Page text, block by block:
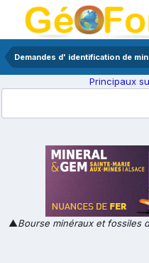
Demandes d' identification de
Principaux
▲Bourse minéraux et fossiles